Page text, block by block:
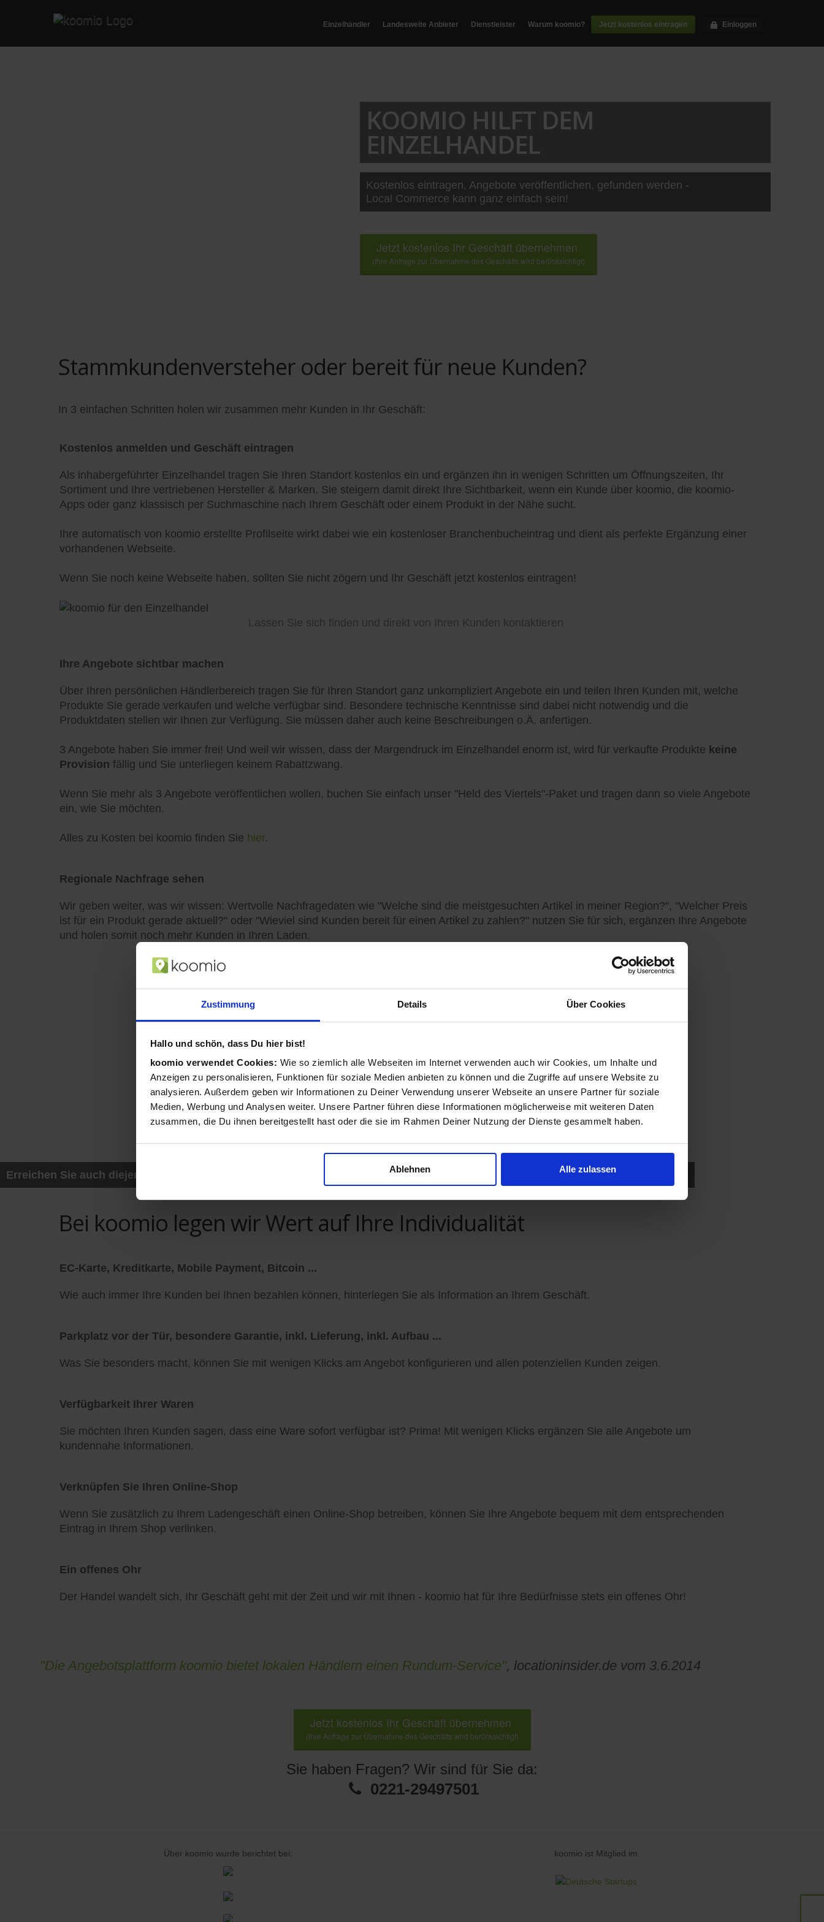
Zustimmung Details Über Cookies
Hallo und schön, dass Du hier bist!
koomio verwendet Cookies: Wie so ziemlich alle Webseiten im Internet verwenden auch wir Cookies, um Inhalte und
Anzeigen zu personalisieren, Funktionen für soziale Medien anbieten zu können und die Zugriffe auf unsere Website zu
analysieren. Außerdem geben wir Informationen zu Deiner Verwendung unserer Webseite an unsere Partner für soziale
Medien, Werbung und Analysen weiter. Unsere Partner führen diese Informationen möglicherweise mit weiteren Daten
zusammen, die Du ihnen bereitgestellt hast oder die sie im Rahmen Deiner Nutzung der Dienste gesammelt haben.
Ablehnen Alle zulassen
Einzelhändler Landesweite Anbieter Dienstleister Warum koomio? Jetzt kostenlos eintragen Einloggen
KOOMIO HILFT DEM
EINZELHANDEL
Kostenlos eintragen, Angebote veröffentlichen, gefunden werden -
Local Commerce kann ganz einfach sein!
Jetzt kostenlos Ihr Geschäft übernehmen
(Ihre Anfrage zur Übernahme des Geschäfts wird berücksichtigt)
Stammkundenversteher oder bereit für neue Kunden?
In 3 einfachen Schritten holen wir zusammen mehr Kunden in Ihr Geschäft:
Kostenlos anmelden und Geschäft eintragen
Als inhabergeführter Einzelhandel tragen Sie Ihren Standort kostenlos ein und ergänzen ihn in wenigen Schritten um Öffnungszeiten, Ihr
Sortiment und Ihre vertriebenen Hersteller & Marken. Sie steigern damit direkt Ihre Sichtbarkeit, wenn ein Kunde über koomio, die koomio-
Apps oder ganz klassisch per Suchmaschine nach Ihrem Geschäft oder einem Produkt in der Nähe sucht.
Ihre automatisch von koomio erstellte Profilseite wirkt dabei wie ein kostenloser Branchenbucheintrag und dient als perfekte Ergänzung einer
vorhandenen Webseite.
Wenn Sie noch keine Webseite haben, sollten Sie nicht zögern und Ihr Geschäft jetzt kostenlos eintragen!
Lassen Sie sich finden und direkt von Ihren Kunden kontaktieren
Ihre Angebote sichtbar machen
Über Ihren persönlichen Händlerbereich tragen Sie für Ihren Standort ganz unkompliziert Angebote ein und teilen Ihren Kunden mit, welche
Produkte Sie gerade verkaufen und welche verfügbar sind. Besondere technische Kenntnisse sind dabei nicht notwendig und die
Produktdaten stellen wir Ihnen zur Verfügung. Sie müssen daher auch keine Beschreibungen o.Ä. anfertigen.
3 Angebote haben Sie immer frei! Und weil wir wissen, dass der Margendruck im Einzelhandel enorm ist, wird für verkaufte Produkte keine
Provision fällig und Sie unterliegen keinem Rabattzwang.
Wenn Sie mehr als 3 Angebote veröffentlichen wollen, buchen Sie einfach unser "Held des Viertels"-Paket und tragen dann so viele Angebote
ein, wie Sie möchten.
Alles zu Kosten bei koomio finden Sie hier.
Regionale Nachfrage sehen
Wir geben weiter, was wir wissen: Wertvolle Nachfragedaten wie "Welche sind die meistgesuchten Artikel in meiner Region?", "Welcher Preis
ist für ein Produkt gerade aktuell?" oder "Wieviel sind Kunden bereit für einen Artikel zu zahlen?" nutzen Sie für sich, ergänzen Ihre Angebote
und holen somit noch mehr Kunden in Ihren Laden.
Erreichen Sie auch diejenigen Kunden, die mit ihrem Smartphone unterwegs nach Geschäften und Produkten in der Nähe suchen.
Bei koomio legen wir Wert auf Ihre Individualität
EC-Karte, Kreditkarte, Mobile Payment, Bitcoin ...
Wie auch immer Ihre Kunden bei Ihnen bezahlen können, hinterlegen Sie als Information an Ihrem Geschäft.
Parkplatz vor der Tür, besondere Garantie, inkl. Lieferung, inkl. Aufbau ...
Was Sie besonders macht, können Sie mit wenigen Klicks am Angebot konfigurieren und allen potenziellen Kunden zeigen.
Verfügbarkeit Ihrer Waren
Sie möchten Ihren Kunden sagen, dass eine Ware sofort verfügbar ist? Prima! Mit wenigen Klicks ergänzen Sie alle Angebote um
kundennahe Informationen.
Verknüpfen Sie Ihren Online-Shop
Wenn Sie zusätzlich zu Ihrem Ladengeschäft einen Online-Shop betreiben, können Sie Ihre Angebote bequem mit dem entsprechenden
Eintrag in Ihrem Shop verlinken.
Ein offenes Ohr
Der Handel wandelt sich, Ihr Geschäft geht mit der Zeit und wir mit Ihnen - koomio hat für Ihre Bedürfnisse stets ein offenes Ohr!
"Die Angebotsplattform koomio bietet lokalen Händlern einen Rundum-Service", locationinsider.de vom 3.6.2014
Jetzt kostenlos Ihr Geschäft übernehmen
(Ihre Anfrage zur Übernahme des Geschäfts wird berücksichtigt)
Sie haben Fragen? Wir sind für Sie da:
0221-29497501
Über koomio wurde berichtet bei: koomio ist Mitglied im